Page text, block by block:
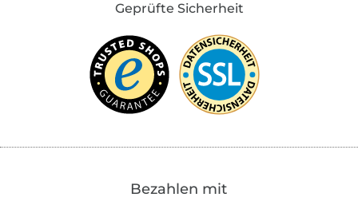
Geprüfte Sicherheit
Bezahlen mit